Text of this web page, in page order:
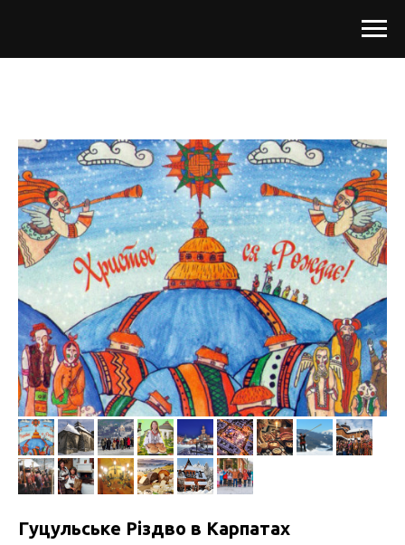
Гуцульське Різдво в Карпатах